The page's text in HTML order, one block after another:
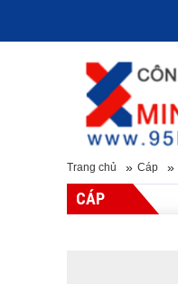
Trang chủ » Cáp »
CÁP